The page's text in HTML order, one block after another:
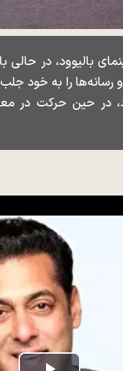
بالیوود، در حالی
را به خود جلب
در حین حرکت در